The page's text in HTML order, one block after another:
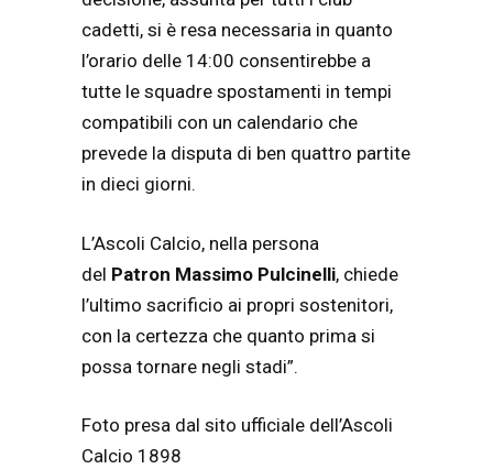
cadetti, si è resa necessaria in quanto
l’orario delle 14:00 consentirebbe a
tutte le squadre spostamenti in tempi
compatibili con un calendario che
prevede la disputa di ben quattro partite
in dieci giorni.
L’Ascoli Calcio, nella persona
del Patron Massimo Pulcinelli, chiede
l’ultimo sacrificio ai propri sostenitori,
con la certezza che quanto prima si
possa tornare negli stadi”.
Foto presa dal sito ufficiale dell’Ascoli
Calcio 1898